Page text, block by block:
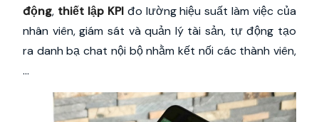
động, thiết lập KPIđo lường hiệu suất làm việc của
nhân viên, giám sát và quản lý tài sản, tự động tạo
ra danh bạ chat nội bộ nhằm kết nối các thành viên,
…